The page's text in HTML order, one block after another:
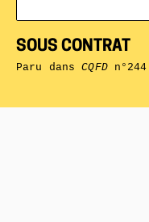
SOUS CONTRAT
Paru dansCQFDn°244